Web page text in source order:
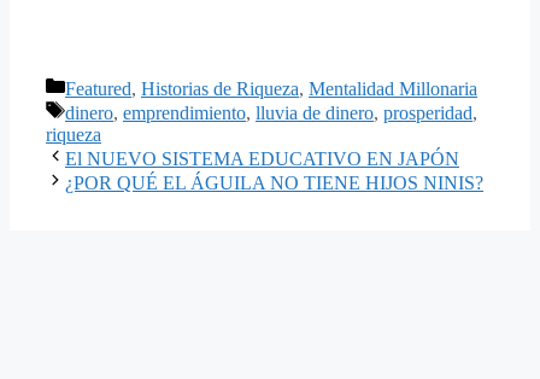
Categorías
Featured, Historias de Riqueza, Mentalidad Millonaria
Etiquetas
dinero, emprendimiento, lluvia de dinero, prosperidad,
riqueza
El NUEVO SISTEMA EDUCATIVO EN JAPÓN
¿POR QUÉ EL ÁGUILA NO TIENE HIJOS NINIS?